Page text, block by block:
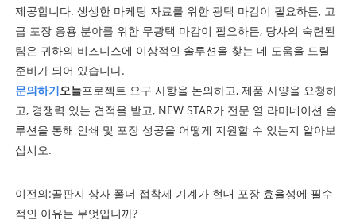
제공합니다. 생생한 마케팅 자료를 위한 광택 마감이 필요하든, 고
급 포장 응용 분야를 위한 무광택 마감이 필요하든, 당사의 숙련된
팀은 귀하의 비즈니스에 이상적인 솔루션을 찾는 데 도움을 드릴
준비가 되어 있습니다.
문의하기오늘프로젝트 요구 사항을 논의하고, 제품 사양을 요청하
고, 경쟁력 있는 견적을 받고, NEW STAR가 전문 열 라미네이션 솔
루션을 통해 인쇄 및 포장 성공을 어떻게 지원할 수 있는지 알아보
십시오.
이전의:골판지 상자 폴더 접착제 기계가 현대 포장 효율성에 필수
적인 이유는 무엇입니까?